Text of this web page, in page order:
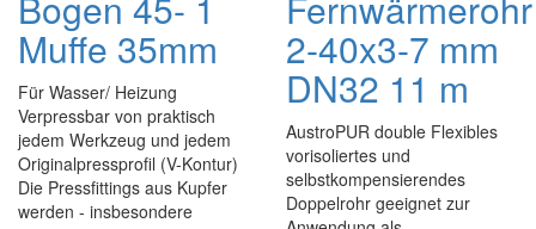
Muffe 35mm
Für Wasser/ Heizung
Verpressbar von praktisch
jedem Werkzeug und jedem
Originalpressprofil (V-Kontur)
Die Pressfittings aus Kupfer
werden - insbesondere
2-40x3-7 mm
DN32 11 m
AustroPUR double Flexibles
vorisoliertes und
selbstkompensierendes
Doppelrohr geeignet zur